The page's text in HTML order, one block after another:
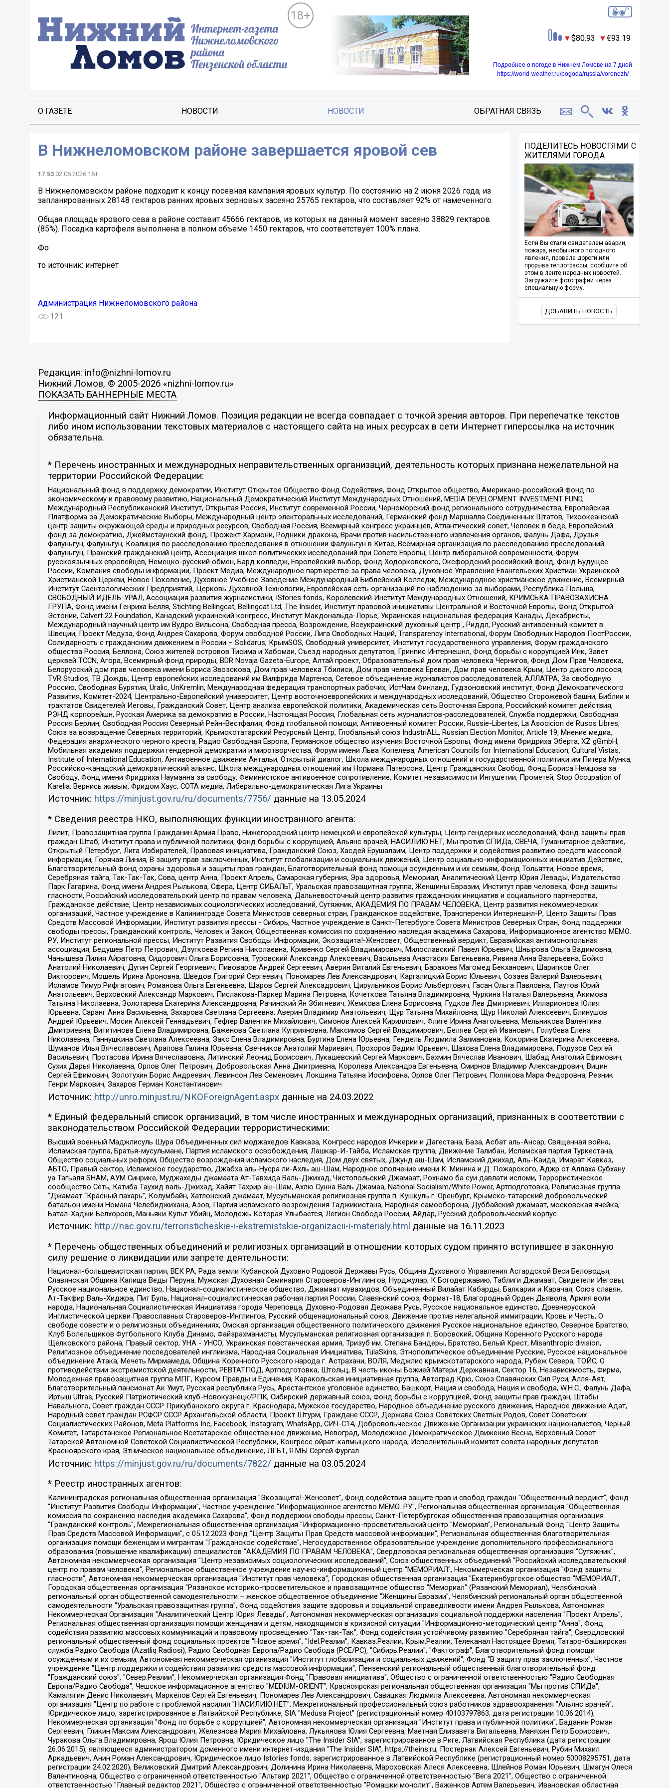
18+
80.93 93.19
Подробнее о погоде в Нижнем Ломове на 7 дней
https://world-weather.ru/pogoda/russia/voronezh/
О ГАЗЕТЕ НОВОСТИ НОВОСТИ ОБРАТНАЯ СВЯЗЬ
В Нижнеломовском районе завершается яровой сев
17:53 02.06.2026 16+
В Нижнеломовском районе подходит к концу посевная кампания яровых культур. По состоянию на 2 июня 2026 года, из
запланированных 28148 гектаров ранних яровых зерновых засеяно 25765 гектаров, что составляет 92% от намеченного.
Общая площадь ярового сева в районе составит 45666 гектаров, из которых на данный момент засеяно 38829 гектаров
(85%). Посадка картофеля выполнена в полном объеме 1450 гектаров, что соответствует 100% плана.
Фо
то источник: интернет
Администрация Нижнеломовского района
121
ПОДЕЛИТЕСЬ НОВОСТЯМИ С
ЖИТЕЛЯМИ ГОРОДА
Если Вы стали свидетелем аварии,
пожара, необычного погодного
явления, провала дороги или
прорыва теплотрассы, сообщите об
этом в ленте народных новостей.
Загружайте фотографии через
специальную форму.
ДОБАВИТЬ НОВОСТЬ
Редакция: info@nizhni-lomov.ru
Нижний Ломов, © 2005-2026 «nizhni-lomov.ru»
ПОКАЗАТЬ БАННЕРНЫЕ МЕСТА
Информационный сайт Нижний Ломов. Позиция редакции не всегда совпадает с точкой зрения авторов. При перепечатке текстов
либо ином использовании текстовых материалов с настоящего сайта на иных ресурсах в сети Интернет гиперссылка на источник
обязательна.
* Перечень иностранных и международных неправительственных организаций, деятельность которых признана нежелательной на
территории Российской Федерации:
Национальный фонд в поддержку демократии, Институт Открытое Общество Фонд Содействия, Фонд Открытое общество, Американо-российский фонд по
экономическому и правовому развитию, Национальный Демократический Институт Международных Отношений, MEDIA DEVELOPMENT INVESTMENT FUND,
Международный Республиканский Институт, Открытая Россия, Институт современной России, Черноморский фонд регионального сотрудничества, Европейская
Платформа за Демократические Выборы, Международный центр электоральных исследований, Германский фонд Маршалла Соединенных Штатов, Тихоокеанский
центр защиты окружающей среды и природных ресурсов, Свободная Россия, Всемирный конгресс украинцев, Атлантический совет, Человек в беде, Европейский
фонд за демократию, Джеймстаунский фонд, Прожект Хармони, Родники дракона, Врачи против насильственного извлечения органов, Фалунь Дафа, Друзья
Фалуньгун, Фалуньгун, Коалиция по расследованию преследования в отношении Фалуньгун в Китае, Всемирная организация по расследованию преследований
Фалуньгун, Пражский гражданский центр, Ассоциация школ политических исследований при Совете Европы, Центр либеральной современности, Форум
русскоязычных европейцев, Немецко-русский обмен, Бард колледж, Европейский выбор, Фонд Ходорковского, Оксфордский российский фонд, Фонд Будущее
России, Компания свободы информации, Проект Медиа, Международное партнерство за права человека, Духовное Управление Евангельских Христиан Украинской
Христианской Церкви, Новое Поколение, Духовное Учебное Заведение Международный Библейский Колледж, Международное христианское движение, Всемирный
Институт Саентологических Предприятий, Церковь Духовной Технологии, Европейская сеть организаций по наблюдению за выборами, Республика Польша,
СВОБОДНЫЙ ИДЕЛЬ-УРАЛ, Ассоциация развития журналистики, IStories fonds, Королевский Институт Международных Отношений, КРИМСЬКА ПРАВОЗАХИСНА
ГРУПА, Фонд имени Генриха Бёлля, Stichting Bellingcat, Bellingcat Ltd, The Insider, Институт правовой инициативы Центральной и Восточной Европы, Фонд Открытой
Эстонии, Calvert 22 Foundation, Канадский украинский конгресс, Институт Макдональда-Лорье, Украинская национальная федерация Канады, Декабристы,
Международный научный центр им Вудро Вильсона, Свободная пресса, Возрождение, Всеукраинский духовный центр , Риддл, Русский антивоенный комитет в
Швеции, Проект Медуза, Фонд Андрея Сахарова, Форум свободной России, Лига Свободных Наций, Transparеncy International, Форум Свободных Народов ПостРоссии,
Солидарность с гражданским движением в России – Solidarus, КрымSOS, Свободный университет, Институт государственного управления, Форум гражданского
общества Россия, Беллона, Союз жителей островов Тисима и Хабомаи, Съезд народных депутатов, Гринпис Интернешнл, Фонд борьбы с коррупцией Инк, Завет
церквей TCCN, Агора, Всемирный фонд природы, BDR Novaja Gazeta-Europe, Алтай проект, Образовательный дом прав человека Чернигов, Фонд Дом Прав Человека,
Белорусский дом прав человека имени Бориса Звозскова, Дом прав человека Тбилиси, Дом прав человека Ереван, Дом прав человека Крым, Центр дикого лосося,
TVR Studios, ТВ Дождь, Центр европейских исследований им Вилфрида Мартенса, Сетевое объединение журналистов расследователей, АЛЛАТРА, За свободную
Россию, Свободная Бурятия, Uralic, UnKremlin, Международная федерация транспортных рабочих, ИстЧам Финланд, Гудзоновский институт, Фонд Демократического
Развития, Комитет-2024, Центрально-Европейский университет, Центр восточноевропейских и международных исследований, Общество Сторожевой башни, Библии и
трактатов Свидетелей Иеговы, Гражданский Совет, Центр анализа европейской политики, Академическая сеть Восточная Европа, Российский комитет действия,
РЭНД корпорейшн, Русская Америка за демократию в России, Настоящая Россия, Глобальная сеть журналистов-расследователей, Служба поддержки, Свободная
Россия Берлин, Свободная Россия Северный Рейн-Вестфалия, Фонд глобальной помощи, Антивоенный комитет России, Russie-Libertes, La Asocicion de Rusos Libres,
Союз за возвращение Северных территорий, Крымскотатарский Ресурсный Центр, Глобальный союз IndustriALL, Russian Election Monitor, Article 19, Мнение медиа,
Федерация анархического черного креста, Радио Свободная Европа, Германское общество изучения Восточной Европы, Фонд имени Фридриха Эберта, XZ gGmbH,
Мобильная академия поддержки гендерной демократии и миротворчества, Форум имени Льва Копелева, American Councils for International Education, Cultural Vistas,
Institute of International Education, Антивоенное движение Антальи, Открытый диалог, Школа международных отношений и государственной политики им Питера Мунка,
Российско-канадский демократический альянс, Школа международных отношений им Нормана Патерсона, Центр Гражданских Свобод, Фонд Бориса Немцова за
Свободу, Фонд имени Фридриха Науманна за свободу, Феминистское антивоенное сопротивление, Комитет независимости Ингушетии, Прометей, Stop Occupation of
Karelia, Вернись живым, Фридом Хаус, СОТА медиа, Либерально-демократическая Лига Украины
Источник: https://minjust.gov.ru/ru/documents/7756/ данные на 13.05.2024
* Сведения реестра НКО, выполняющих функции иностранного агента:
Лилит, Правозащитная группа Гражданин.Армия.Право, Нижегородский центр немецкой и европейской культуры, Центр гендерных исследований, Фонд защиты прав
граждан Штаб, Институт права и публичной политики, Фонд борьбы с коррупцией, Альянс врачей, НАСИЛИЮ.НЕТ, Мы против СПИДа, СВЕЧА, Гуманитарное действие,
Открытый Петербург, Лига Избирателей, Правовая инициатива, Гражданский Союз, Хасдей Ерушалаим, Центр поддержки и содействия развитию средств массовой
информации, Горячая Линия, В защиту прав заключенных, Институт глобализации и социальных движений, Центр социально-информационных инициатив Действие,
Благотворительный фонд охраны здоровья и защиты прав граждан, Благотворительный фонд помощи осужденным и их семьям, Фонд Тольятти, Новое время,
Серебряная тайга, Так-Так-Так, Сова, центр Анна, Проект Апрель, Самарская губерния, Эра здоровья, Мемориал, Аналитический Центр Юрия Левады, Издательство
Парк Гагарина, Фонд имени Андрея Рылькова, Сфера, Центр СИБАЛЬТ, Уральская правозащитная группа, Женщины Евразии, Институт прав человека, Фонд защиты
гласности, Российский исследовательский центр по правам человека, Дальневосточный центр развития гражданских инициатив и социального партнерства,
Гражданское действие, Центр независимых социологических исследований, Сутяжник, АКАДЕМИЯ ПО ПРАВАМ ЧЕЛОВЕКА, Центр развития некоммерческих
организаций, Частное учреждение в Калининграде Совета Министров северных стран, Гражданское содействие, Трансперенси Интернешнл-Р, Центр Защиты Прав
Средств Массовой Информации, Институт развития прессы - Сибирь, Частное учреждение в Санкт-Петербурге Совета Министров Северных Стран, Фонд поддержки
свободы прессы, Гражданский контроль, Человек и Закон, Общественная комиссия по сохранению наследия академика Сахарова, Информационное агентство МЕМО.
РУ, Институт региональной прессы, Институт Развития Свободы Информации, Экозащита!-Женсовет, Общественный вердикт, Евразийская антимонопольная
ассоциация, Бедушев Петр Петрович, Дзугкоева Регина Николаевна, Кривенко Сергей Владимирович, Милославский Павел Юрьевич, Шнырова Ольга Вадимовна,
Чанышева Лилия Айратовна, Сидорович Ольга Борисовна, Туровский Александр Алексеевич, Васильева Анастасия Евгеньевна, Ривина Анна Валерьевна, Бойко
Анатолий Николаевич, Дугин Сергей Георгиевич, Пивоваров Андрей Сергеевич, Аверин Виталий Евгеньевич, Барахоев Магомед Бекханович, Шарипков Олег
Викторович, Мошель Ирина Ароновна, Шведов Григорий Сергеевич, Пономарев Лев Александрович, Каргалицкий Борис Юльевич, Созаев Валерий Валерьевич,
Исламов Тимур Рифгатович, Романова Ольга Евгеньевна, Щаров Сергей Алексадрович, Цирульников Борис Альбертович, Гасан Ольга Павловна, Паутов Юрий
Анатольевич, Верховский Александр Маркович, Пислакова-Паркер Марина Петровна, Кочеткова Татьяна Владимировна, Чуркина Наталья Валерьевна, Акимова
Татьяна Николаевна, Золотарева Екатерина Александровна, Рачинский Ян Збигневич, Жемкова Елена Борисовна, Гудков Лев Дмитриевич, Илларионова Юлия
Юрьевна, Саранг Анна Васильевна, Захарова Светлана Сергеевна, Аверин Владимир Анатольевич, Щур Татьяна Михайловна, Щур Николай Алексеевич, Блинушов
Андрей Юрьевич, Мосин Алексей Геннадьевич, Гефтер Валентин Михайлович, Симонов Алексей Кириллович, Флиге Ирина Анатольевна, Мельникова Валентина
Дмитриевна, Вититинова Елена Владимировна, Баженова Светлана Куприяновна, Максимов Сергей Владимирович, Беляев Сергей Иванович, Голубева Елена
Николаевна, Ганнушкина Светлана Алексеевна, Закс Елена Владимировна, Буртина Елена Юрьевна, Гендель Людмила Залмановна, Кокорина Екатерина Алексеевна,
Шуманов Илья Вячеславович, Арапова Галина Юрьевна, Свечников Анатолий Мариевич, Прохоров Вадим Юрьевич, Шахова Елена Владимировна, Подузов Сергей
Васильевич, Протасова Ирина Вячеславовна, Литинский Леонид Борисович, Лукашевский Сергей Маркович, Бахмин Вячеслав Иванович, Шабад Анатолий Ефимович,
Сухих Дарья Николаевна, Орлов Олег Петрович, Добровольская Анна Дмитриевна, Королева Александра Евгеньевна, Смирнов Владимир Александрович, Вицин
Сергей Ефимович, Золотухин Борис Андреевич, Левинсон Лев Семенович, Локшина Татьяна Иосифовна, Орлов Олег Петрович, Полякова Мара Федоровна, Резник
Генри Маркович, Захаров Герман Константинович
Источник: http://unro.minjust.ru/NKOForeignAgent.aspxданные на 24.03.2022
* Единый федеральный список организаций, в том числе иностранных и международных организаций, признанных в соответствии с
законодательством Российской Федерации террористическими:
Высший военный Маджлисуль Шура Объединенных сил моджахедов Кавказа, Конгресс народов Ичкерии и Дагестана, База, Асбат аль-Ансар, Священная война,
Исламская группа, Братья-мусульмане, Партия исламского освобождения, Лашкар-И-Тайба, Исламская группа, Движение Талибан, Исламская партия Туркестана,
Общество социальных реформ, Общество возрождения исламского наследия, Дом двух святых, Джунд аш-Шам, Исламский джихад, Аль-Каида, Имарат Кавказ,
АБТО, Правый сектор, Исламское государство, Джабха аль-Нусра ли-Ахль аш-Шам, Народное ополчение имени К. Минина и Д. Пожарского, Аджр от Аллаха Субхану
уа Тагьаля SHAM, АУМ Синрике, Муджахеды джамаата Ат-Тавхида Валь-Джихад, Чистопольский Джамаат, Рохнамо ба суи давлати исломи, Террористическое
сообщество Сеть, Катиба Таухид валь-Джихад, Хайят Тахрир аш-Шам, Ахлю Сунна Валь Джамаа, National Socialism/White Power, Артподготовка, Религиозная группа
“Джамаат “Красный пахарь”, Колумбайн, Хатлонский джамаат, Мусульманская религиозная группа п. Кушкуль г. Оренбург, Крымско-татарский добровольческий
батальон имени Номана Челебиджихана, Азов, Партия исламского возрождения Таджикистана, Народная самооборона, Дуббайский джамаат, московская ячейка,
Батал-Хаджи Белхороев, Маньяки Культ Убийц, Молодёжь Которая Улыбается, Легион Свобода России, Айдар, Русский добровольческий корпус
Источник: http://nac.gov.ru/terroristicheskie-i-ekstremistskie-organizacii-i-materialy.html данные на 16.11.2023
* Перечень общественных объединений и религиозных организаций в отношении которых судом принято вступившее в законную
силу решение о ликвидации или запрете деятельности:
Национал-большевистская партия, ВЕК РА, Рада земли Кубанской Духовно Родовой Державы Русь, Община Духовного Управления Асгардской Веси Беловодья,
Славянская Община Капища Веды Перуна, Мужская Духовная Семинария Староверов-Инглингов, Нурджулар, К Богодержавию, Таблиги Джамаат, Свидетели Иеговы,
Русское национальное единство, Национал-социалистическое общество, Джамаат мувахидов, Объединенный Вилайат Кабарды, Балкарии и Карачая, Союз славян,
Ат-Такфир Валь-Хиджра, Пит Буль, Национал-социалистическая рабочая партия России, Славянский союз, Формат-18, Благородный Орден Дьявола, Армия воли
народа, Национальная Социалистическая Инициатива города Череповца, Духовно-Родовая Держава Русь, Русское национальное единство, Древнерусской
Инглистической церкви Православных Староверов-Инглингов, Русский общенациональный союз, Движение против нелегальной иммиграции, Кровь и Честь, О
свободе совести и о религиозных объединениях, Омская организация общественного политического движения Русское национальное единство, Северное Братство,
Клуб Болельщиков Футбольного Клуба Динамо, Файзрахманисты, Мусульманская религиозная организация п. Боровский, Община Коренного Русского народа
Щелковского района, Правый сектор, УНА - УНСО, Украинская повстанческая армия, Тризуб им. Степана Бандеры, Братство, Белый Крест, Misanthropic division,
Религиозное объединение последователей инглиизма, Народная Социальная Инициатива, TulaSkins, Этнополитическое объединение Русские, Русское национальное
объединение Атака, Мечеть Мирмамеда, Община Коренного Русского народа г. Астрахани, ВОЛЯ, Меджлис крымскотатарского народа, Рубеж Севера, ТОЙС, О
противодействии экстремистской деятельности, РЕВТАТПОД, Артподготовка, Штольц, В честь иконы Божией Матери Державная, Сектор 16, Независимость, Фирма,
Молодежная правозащитная группа МПГ, Курсом Правды и Единения, Каракольская инициативная группа, Автоград Крю, Союз Славянских Сил Руси, Алля-Аят,
Благотворительный пансионат Ак Умут, Русская республика Русь, Арестантское уголовное единство, Башкорт, Нация и свобода, Нация и свобода, W.H.С., Фалунь Дафа,
Иртыш Ultras, Русский Патриотический клуб-Новокузнецк/РПК, Сибирский державный союз, Фонд борьбы с коррупцией, Фонд защиты прав граждан, Штабы
Навального, Совет граждан СССР Прикубанского округа г. Краснодара, Мужское государство, Народное объединение русского движения, Народное движение Адат,
Народный совет граждан РСФСР СССР Архангельской области, Проект Штурм, Граждане СССР, Держава Союз Советских Светлых Родов, Совет Советских
Социалистических Районов, Meta Platforms Inc, Facebook, Instagram, WhatsApp, СИЧ-С14, Добровольческое Движение Организации украинских националистов, Черный
Комитет, Татарстанское Региональное Всетатарское общественное движение, Невоград, Молодежное Демократическое Движение Весна, Верховный Совет
Татарской Автономной Советской Социалистической Республики, Конгресс ойрат-калмыцкого народа, Исполнительный комитет совета народных депутатов
Красноярского края, Этническое национальное объединение, ЛГБТ, Я.МЫ Сергей Фургал
Источник: https://minjust.gov.ru/ru/documents/7822/ данные на 03.05.2024
* Реестр иностранных агентов:
Калининградская региональная общественная организация "Экозащита!-Женсовет", Фонд содействия защите прав и свобод граждан "Общественный вердикт", Фонд "Институт Развития Свободы Информации", Частное учреждение "Информационное агентство МЕМО. РУ", Региональная общественная организация "Общественная комиссия по сохранению наследия академика Сахарова", Фонд поддержки свободы прессы, Санкт-Петербургская общественная правозащитная организация "Гражданский контроль", Межрегиональная общественная организация "Информационно-просветительский центр "Мемориал", Региональный Фонд "Центр Защиты Прав Средств Массовой Информации", с 05.12.2023 Фонд "Центр Защиты Прав Средств массовой информации", Региональная общественная благотворительная организация помощи беженцам и мигрантам "Гражданское содействие", Негосударственное образовательное учреждение дополнительного профессионального образования (повышение квалификации) специалистов "АКАДЕМИЯ ПО ПРАВАМ ЧЕЛОВЕКА", Свердловская региональная общественная организация "Сутяжник", Автономная некоммерческая организация "Центр независимых социологических исследований", Союз общественных объединений "Российский исследовательский центр по правам человека", Региональное общественное учреждение научно-информационный центр "МЕМОРИАЛ", Некоммерческая организация "Фонд защиты гласности", Автономная некоммерческая организация "Институт прав человека", Городская общественная организация "Екатеринбургское общество "МЕМОРИАЛ", Городская общественная организация "Рязанское историко-просветительское и правозащитное общество "Мемориал" (Рязанский Мемориал), Челябинский региональный орган общественной самодеятельности – женское общественное объединение "Женщины Евразии", Челябинский региональный орган общественной самодеятельности "Уральская правозащитная группа", Фонд содействия защите здоровья и социальной справедливости имени Андрея Рылькова, Автономная Некоммерческая Организация "Аналитический Центр Юрия Левады", Автономная некоммерческая организация социальной поддержки населения "Проект Апрель", Региональная общественная организация помощи женщинам и детям, находящимся в кризисной ситуации "Информационно-методический центр "Анна", Фонд содействия развитию массовых коммуникаций и правовому просвещению "Так-так-Так", Фонд содействия устойчивому развитию "Серебряная тайга", Свердловский региональный общественный фонд социальных проектов "Новое время", "Idel.Реалии", Кавказ.Реалии, Крым.Реалии, Телеканал Настоящее Время, Татаро-башкирская служба Радио Свобода (Azatliq Radiosi), Радио Свободная Европа/Радио Свобода (PCE/PC), "Сибирь.Реалии", "Фактограф", Благотворительный фонд помощи осужденным и их семьям, Автономная некоммерческая организация "Институт глобализации и социальных движений", Фонд "В защиту прав заключенных", Частное учреждение "Центр поддержки и содействия развитию средств массовой информации", Пензенский региональный общественный благотворительный фонд "Гражданский союз", "Север.Реалии", Некоммерческая организация Фонд "Правовая инициатива", Общество с ограниченной ответственностью "Радио Свободная Европа/Радио Свобода", Чешское информационное агентство "MEDIUM-ORIENT", Красноярская региональная общественная организация "Мы против СПИДа", Камалягин Денис Николаевич, Маркелов Сергей Евгеньевич, Пономарев Лев Александрович, Савицкая Людмила Алексеевна, Автономная некоммерческая организация "Центр по работе с проблемой насилия "НАСИЛИЮ.НЕТ", Межрегиональный профессиональный союз работников здравоохранения "Альянс врачей", Юридическое лицо, зарегистрированное в Латвийской Республике, SIA "Medusa Project" (регистрационный номер 40103797863, дата регистрации 10.06.2014), Некоммерческая организация "Фонд по борьбе с коррупцией", Автономная некоммерческая организация "Институт права и публичной политики", Баданин Роман Сергеевич, Гликин Максим Александрович, Железнова Мария Михайловна, Лукьянова Юлия Сергеевна, Маетная Елизавета Витальевна, Маняхин Петр Борисович, Чуракова Ольга Владимировна, Ярош Юлия Петровна, Юридическое лицо "The Insider SIA", зарегистрированное в Риге, Латвийская Республика (дата регистрации 26.06.2015), являющееся администратором доменного имени интернет-издания "The Insider SIA", https://theins.ru, Постернак Алексей Евгеньевич, Рубин Михаил Аркадьевич, Анин Роман Александрович, Юридическое лицо Istories fonds, зарегистрированное в Латвийской Республике (регистрационный номер 50008295751, дата регистрации 24.02.2020), Великовский Дмитрий Александрович, Долинина Ирина Николаевна, Мароховская Алеся Алексеевна, Шлейнов Роман Юрьевич, Шмагун Олеся Валентиновна, Общество с ограниченной ответственностью "Альтаир 2021", Общество с ограниченной ответственностью "Вега 2021", Общество с ограниченной ответственностью "Главный редактор 2021", Общество с ограниченной ответственностью "Ромашки монолит", Важенков Артем Валерьевич, Ивановская областная общественная организация "Центр гендерных исследований", Гурман Юрий Альбертович, Медиапроект "ОВД-Инфо", Егоров Владимир Владимирович, Жилинский Владимир Александрович, Общество с ограниченной ответственностью "ЗП", Иванова София Юрьевна, Карезина Инна Павловна, Кильтау Екатерина Викторовна, Петров Алексей Викторович, Пискунов Сергей Евгеньевич, Смирнов Сергей Сергеевич, Тихонов Михаил Сергеевич, Общество с ограниченной ответственностью "ЖУРНАЛИСТ-ИНОСТРАННЫЙ АГЕНТ", Арапова Галина Юрьевна, Вольтская Татьяна Анатольевна, Американская компания "Mason G.E.S. Anonymous Foundation" (США), являющаяся владельцем интернет-издания https://mnews.world/, Компания "Stichting Bellingcat", зарегистрированная в Нидерландах (дата регистрации 11.07.2018), Захаров Андрей Вячеславович, Клепиковская Екатерина Дмитриевна, Общество с ограниченной ответственностью "МЕМО", Перл Роман Александрович, Симонов Евгений Алексеевич, Соловьева Елена Анатольевна, Сотников Даниил Владимирович, Сурначева Елизавета Дмитриевна, Автономная некоммерческая организация по защите прав человека и информированию населения "Якутия – Наше Мнение", Общество с ограниченной ответственностью "Москоу диджитал медиа", с 26.01.2023 Общество с ограниченной ответственностью "Чайка Белые сады", Ветошкина Валерия Валерьевна, Заговора Максим Александрович, Межрегиональное общественное движение "Российская ЛГБТ - сеть", Оленичев Максим Владимирович, Павлов Иван Юрьевич, Скворцова Елена Сергеевна, Общество с ограниченной ответственностью "Как бы инагент", Кочетков Игорь Викторович, Общество с ограниченной ответственностью "Честные выборы", Еланчик Олег Александрович, Общество с ограниченной ответственностью "Нобелевский призыв", Гималова Регина Эмилевна, Григорьев Андрей Валерьевич, Григорьева Алина Александровна, Ассоциация по содействию защите прав призывников, альтернативнослужащих и военнослужащих "Правозащитная группа "Гражданин.Армия.Право", Хисамова Регина Фаритовна, Автономная некоммерческая организация по реализации социально-правовых программ "Лилит", Дальневосточное общественное движение "Маяк", Санкт-Петербургская ЛГБТ-инициативная группа "Выход", Инициативная группа ЛГБТ+ "Реверс", Алексеев Андрей Викторович, Бекбулатова Таисия Львовна, Беляев Иван Михайлович, Владыкина Елена Сергеевна, Гельман Марат Александрович, Никульшина Вероника Юрьевна, Толоконникова Надежда Андреевна, Шендерович Виктор Анатольевич, Общество с ограниченной ответственностью "Данное сообщение", Общество с ограниченной ответственностью Издательский дом "Новая глава", Айнбиндер Александра Александровна, Московский комьюнити-центр для ЛГБТ+инициатив, Благотворительный фонд развития филантропии, Deutsche Welle (Германия, Kurt-Schumacher-Strasse 3, 53113 Bonn), Борзунова Мария Михайловна, Воробьев Виктор Викторович, Голубева Анна Львовна, Константинова Алла Михайловна, Малкова Ирина Владимировна, Мурадов Мурад Абдулгалимович, Осетинская Елизавета Николаевна, Понасенков Евгений Николаевич, Ганапольский Матвей Юрьевич, Киселев Евгений Алексеевич, Борухович Ирина Григорьевна, Дремин Иван Тимофеевич, Дубровский Дмитрий Викторович, Красноярская региональная общественная организация поддержки и развития альтернативных образовательных технологий и межкультурных коммуникаций "ИНТЕРРА", Маяковская Екатерина Алексеевна, Фейгин Марк Захарович, Филимонов Андрей Викторович, Дзугкоева Регина Николаевна, Доброхотов Роман Александрович, Дудь Юрий Александрович, Елкин Сергей Владимирович, Кругликов Кирилл Игоревич, Сабунаева Мария Леонидовна, Семенов Алексей Владимирович, Шаинян Карен Багратович, Шульман Екатерина Михайловна, Асафьев Артур Валерьевич, Вахштайн Виктор Семенович, Венедиктов Алексей Алексеевич, Лушникова Екатерина Евгеньевна, Волков Леонид Михайлович, Невзоров Александр Глебович, Пархоменко Сергей Борисович, Сироткин Ярослав Николаевич, Кара-Мурза Владимир Владимирович, Баранова Наталья Владимировна, Гозман Леонид Яковлевич, Кагарлицкий Борис Юльевич, Климарев Михаил Валерьевич, Милов Владимир Станиславович, Автономная некоммерческая организация Краснодарский центр современного искусства "Типография", Моргенштерн Алишер Тагирович, Соболь Любовь Эдуардовна, Общество с ограниченной ответственностью "ЛИЗА НОРМ", Каспаров Гарри Кимович, Ходорковский Михаил Борисович, Общество с ограниченной ответственностью "Апрельские тезисы", Данилович Ирина Брониславовна, Кашин Олег Владимирович, Петров Николай Владимирович, Пивоваров Алексей Владимирович, Соколов Михаил Владимирович, Цветкова Юлия Владимировна, Чичваркин Евгений Александрович, Комитет против пыток/Команда против пыток, Общество с ограниченной ответственностью "Первый научный", Общество с ограниченной ответственностью "Вертолет и ко", Белоцерковская Вероника Борисовна, Кац Максим Евгеньевич, Лазарева Татьяна Юрьевна, Шаведдинов Руслан Табризович, Яшин Илья Валерьевич, Общество с ограниченной ответственностью "Иноагент ААВ", Алешковский Дмитрий Петрович, Альбац Евгения Марковна, Быков Дмитрий Львович, Галямина Юлия Евгеньевна, Лойко Сергей Леонидович, Мартынов Кирилл Константинович, Медведев Сергей Александрович, Крашенинников Федор Геннадиевич, Гордеева Катерина Вл